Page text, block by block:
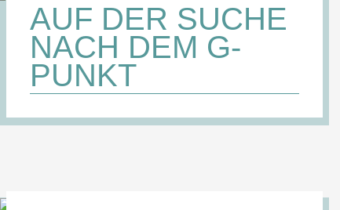
AUF DER SUCHE
NACH DEM G-
PUNKT